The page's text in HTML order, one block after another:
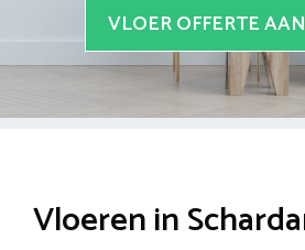
VLOER OFFERTE
Vloeren in